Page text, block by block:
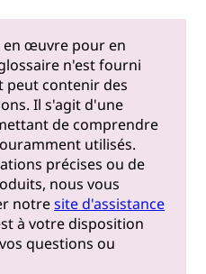
en œuvre pour en
n'est fourni
peut contenir des
Il s'agit d'une
de comprendre
utilisés.
précises ou de
nous vous
notresite d'assistance
à votre disposition
questions ou